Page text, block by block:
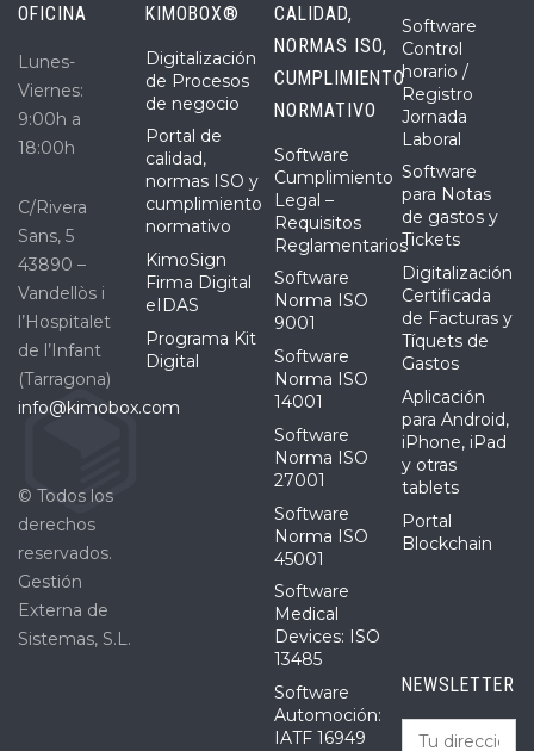
OFICINA
Lunes-
Viernes:
9:00h a
18:00h
C/Rivera
Sans, 5
43890 –
Vandellòs i
l’Hospitalet
de l’Infant
(Tarragona)
info@kimobox.com
© Todos los
derechos
reservados.
Gestión
Externa de
Sistemas, S.L.
KIMOBOX®
Digitalización
de Procesos
de negocio
Portal de
calidad,
normas ISO y
cumplimiento
normativo
KimoSign
Firma Digital
eIDAS
Programa Kit
Digital
CALIDAD,
NORMAS ISO,
CUMPLIMIENTO
NORMATIVO
Software
Cumplimiento
Legal –
Requisitos
Reglamentarios
Software
Norma ISO
9001
Software
Norma ISO
14001
Software
Norma ISO
27001
Software
Norma ISO
45001
Software
Medical
Devices: ISO
13485
Software
Automoción:
IATF 16949
Software
Control
horario /
Registro
Jornada
Laboral
Software
para Notas
de gastos y
Tickets
Digitalización
Certificada
de Facturas y
Tíquets de
Gastos
Aplicación
para Android,
iPhone, iPad
y otras
tablets
Portal
Blockchain
NEWSLETTER